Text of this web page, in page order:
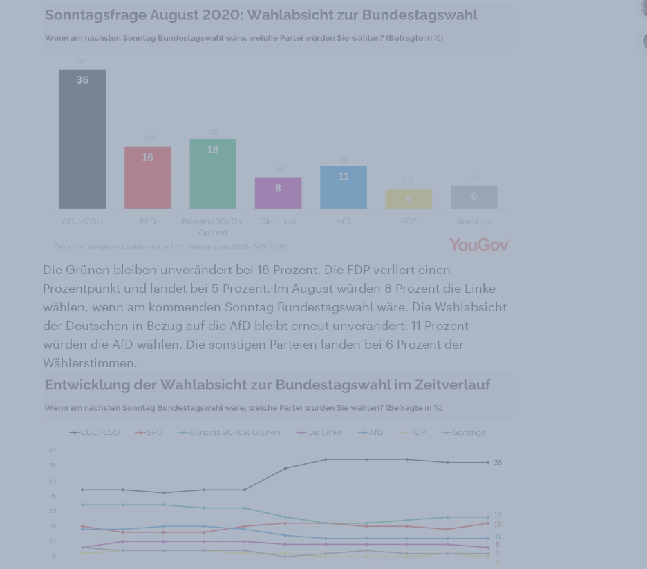
Die Grünen bleiben unverändert bei 18 Prozent. Die FDP verliert einen
Prozentpunkt und landet bei 5 Prozent. Im August würden 8 Prozent die Linke
wählen, wenn am kommenden Sonntag Bundestagswahl wäre. Die Wahlabsicht
der Deutschen in Bezug auf die AfD bleibt erneut unverändert: 11 Prozent
würden die AfD wählen. Die sonstigen Parteien landen bei 6 Prozent der
Wählerstimmen.